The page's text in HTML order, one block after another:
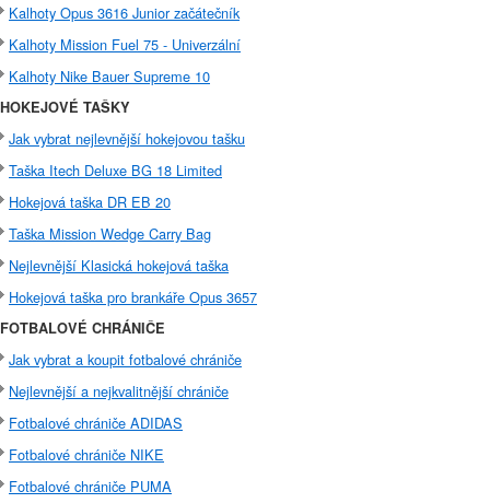
Kalhoty Opus 3616 Junior začátečník
Kalhoty Mission Fuel 75 - Univerzální
Kalhoty Nike Bauer Supreme 10
HOKEJOVÉ TAŠKY
Jak vybrat nejlevnější hokejovou tašku
Taška Itech Deluxe BG 18 Limited
Hokejová taška DR EB 20
Taška Mission Wedge Carry Bag
Nejlevnější Klasická hokejová taška
Hokejová taška pro brankáře Opus 3657
FOTBALOVÉ CHRÁNIČE
Jak vybrat a koupit fotbalové chrániče
Nejlevnější a nejkvalitnější chrániče
Fotbalové chrániče ADIDAS
Fotbalové chrániče NIKE
Fotbalové chrániče PUMA